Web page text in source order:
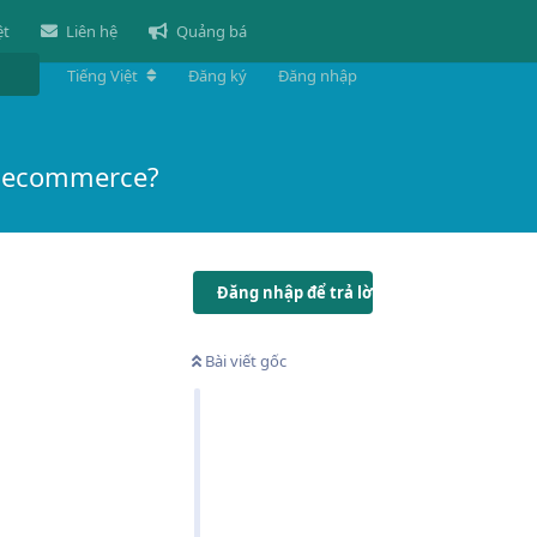
Liên hệ Quảng bá
Tiếng Việt Đăng ký Đăng nhập
Đăng nhập để trả lời
Bài viết gốc